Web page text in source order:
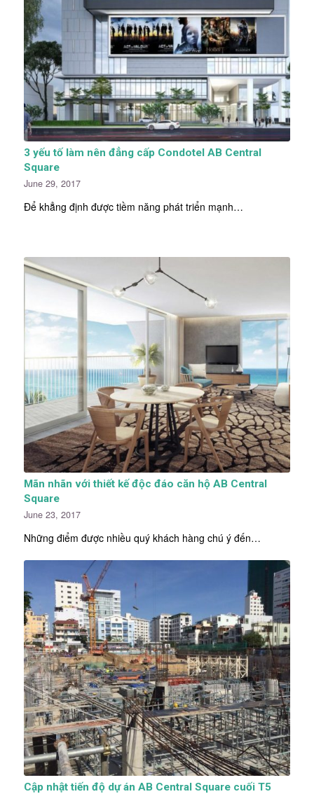
3 yếu tố làm nên đẳng cấp Condotel AB Central
Square
June 29, 2017
Để khẳng định được tiềm năng phát triển mạnh…
Mãn nhãn với thiết kế độc đáo căn hộ AB Central
Square
June 23, 2017
Những điểm được nhiều quý khách hàng chú ý đến…
Cập nhật tiến độ dự án AB Central Square cuối T5